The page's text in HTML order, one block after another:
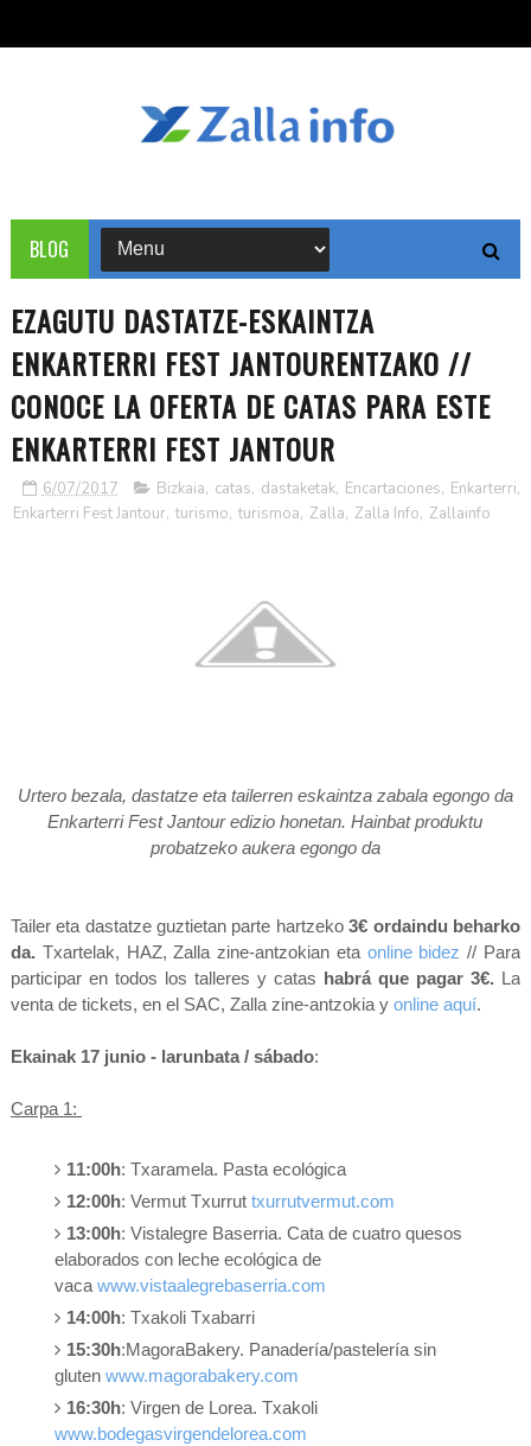
BLOG
EZAGUTU DASTATZE-ESKAINTZA
ENKARTERRI FEST JANTOURENTZAKO //
CONOCE LA OFERTA DE CATAS PARA ESTE
ENKARTERRI FEST JANTOUR
6/07/2017 Bizkaia, catas, dastaketak, Encartaciones, Enkarterri,
Enkarterri Fest Jantour, turismo, turismoa, Zalla, Zalla Info, Zallainfo
Urtero bezala, dastatze eta tailerren eskaintza zabala egongo da
Enkarterri Fest Jantour edizio honetan. Hainbat produktu
probatzeko aukera egongo da
Tailer eta dastatze guztietan parte hartzeko3€ ordaindu beharko
da. Txartelak, HAZ, Zalla zine-antzokian eta online bidez // Para
participar en todos los talleres y catas habrá que pagar 3€. La
venta de tickets, en el SAC, Zalla zine-antzokia y online aquí.
Ekainak 17 junio - larunbata / sábado:
Carpa 1:
11:00h:Txaramela. Pasta ecológica
12:00h:Vermut Txurruttxurrutvermut.com
13:00h: Vistalegre Baserria. Cata de cuatro quesos
elaborados con leche ecológica de
vacawww.vistaalegrebaserria.com
14:00h: Txakoli Txabarri
15:30h:MagoraBakery. Panadería/pastelería sin
glutenwww.magorabakery.com
16:30h: Virgen de Lorea. Txakoli
www.bodegasvirgendelorea.com